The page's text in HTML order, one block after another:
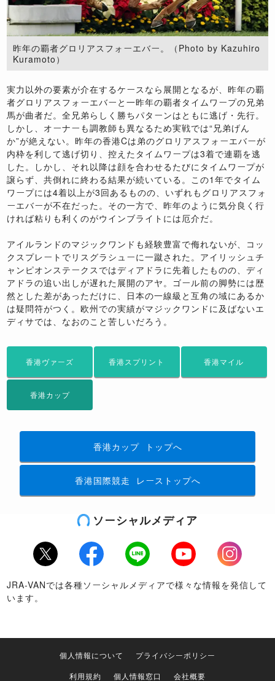
昨年の覇者グロリアスフォーエバー。（Photo by Kazuhiro
Kuramoto）
実力以外の要素が介在するケースなら展開となるが、昨年の覇
者グロリアスフォーエバーと一昨年の覇者タイムワープの兄弟
馬が曲者だ。全兄弟らしく勝ちパターンはともに逃げ・先行。
しかし、オーナーも調教師も異なるため実戦では“兄弟げん
か”が絶えない。昨年の香港Cは弟のグロリアスフォーエバーが
内枠を利して逃げ切り、控えたタイムワープは3着で連覇を逃
した。しかし、それ以降は顔を合わせるたびにタイムワープが
譲らず、共倒れに終わる結果が続いている。この1年でタイム
ワープには4着以上が3回あるものの、いずれもグロリアスフォ
ーエバーが不在だった。その一方で、昨年のように気分良く行
ければ粘りも利くのがウインブライトには厄介だ。
アイルランドのマジックワンドも経験豊富で侮れないが、コッ
クスプレートでリスグラシューに一蹴された。アイリッシュチ
ャンピオンステークスではディアドラに先着したものの、ディ
アドラの追い出しが遅れた展開のアヤ。ゴール前の脚勢には歴
然とした差があっただけに、日本の一線級と互角の域にあるか
は疑問符がつく。欧州での実績がマジックワンドに及ばないエ
ディサでは、なおのこと苦しいだろう。
香港ヴァーズ 香港スプリント 香港マイル
香港カップ
香港カップ トップへ
香港国際競走 レーストップへ
ソーシャルメディア
Twitter Facebook LINE Youtube
Instagram
JRA-VANでは各種ソーシャルメディアで様々な情報を発信して
います。
個人情報について
プライバシーポリシー
利用規約
個人情報窓口 会社概要